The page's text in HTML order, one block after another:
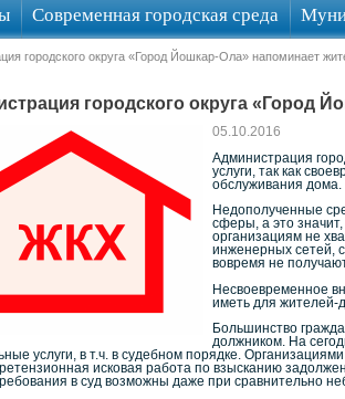
Современная городская среда
городского округа «Город Йошкар-Ола» напоминает
городского округа «Город
05.10.2016
Администрация
услуги, так как
обслуживания дома.
Недополученные
сферы, а это
организациям не
инженерных сетей,
вовремя не
Несвоевременное
иметь для жителей-
Большинство
должником. На
услуги, в т.ч. в судебном порядке.
исковая работа по взысканию
в суд возможны даже при сравнительно